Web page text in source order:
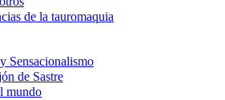
de la tauromaquia
Sensacionalismo
de Sastre
mundo